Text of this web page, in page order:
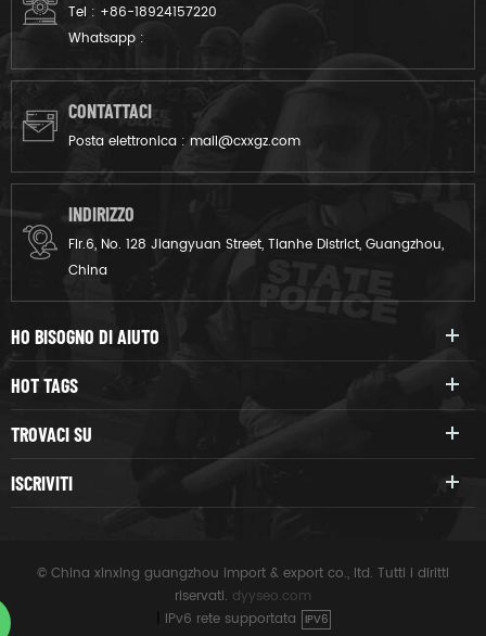
Tel : +86-18924157220
Whatsapp :
CONTATTACI
Posta elettronica : mail@cxxgz.com
INDIRIZZO
Flr.6, No. 128 Jiangyuan Street, Tianhe District, Guangzhou,
China
HO BISOGNO DI AIUTO
HOT TAGS
TROVACI SU
ISCRIVITI
© China xinxing guangzhou import & export co., ltd. Tutti i diritti
riservati. dyyseo.com
IPv6 rete supportata IPV6